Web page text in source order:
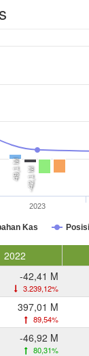
49,1 M -42,1 M
Kas
2023
2022
-42,41 M
3.239,12%
397,01 M
89,54%
-46,92 M
80,31%